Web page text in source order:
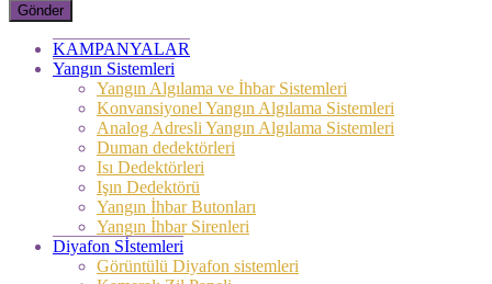
Gönder
KAMPANYALAR
Yangın Sistemleri
Yangın Algılama ve İhbar Sistemleri
Konvansiyonel Yangın Algılama Sistemleri
Analog Adresli Yangın Algılama Sistemleri
Duman dedektörleri
Isı Dedektörleri
Işın Dedektörü
Yangın İhbar Butonları
Yangın İhbar Sirenleri
Diyafon Sİstemleri
Görüntülü Diyafon sistemleri